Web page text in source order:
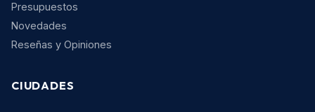
Presupuestos
Novedades
Reseñas y Opiniones
CIUDADES